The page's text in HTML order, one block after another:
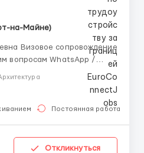
на-Майне)
Визовое сопровождение
вопросам WhatsApp /
часов, вс. - выходной 🛏
о...
Постоянная работа
Откликнуться